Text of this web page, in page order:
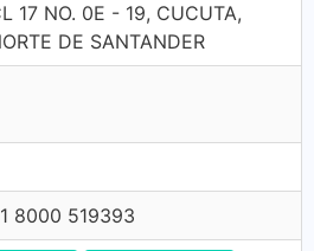
17 NO. 0E - 19, CUCUTA,
DE SANTANDER
8000 519393